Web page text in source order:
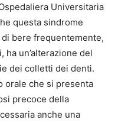
Universitaria
questa sindrome
bere frequentemente,
un’alterazione del
dei colletti dei denti.
orale che si presenta
precoce della
anche una